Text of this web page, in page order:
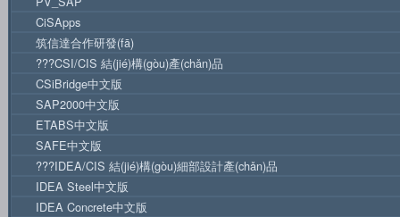
CiSApps
筑信達合作研發(fā)
???CSI/CIS 結(jié)構(gòu)產(chǎn)品
CSiBridge中文版
SAP2000中文版
ETABS中文版
SAFE中文版
???IDEA/CIS 結(jié)構(gòu)細部設計產(chǎn)品
IDEA Steel中文版
IDEA Concrete中文版